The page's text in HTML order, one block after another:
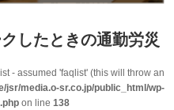
したときの通勤労災
- assumed 'faqlist' (this will throw an
jsr/media.o-sr.co.jp/public_html/wp-
on line 138